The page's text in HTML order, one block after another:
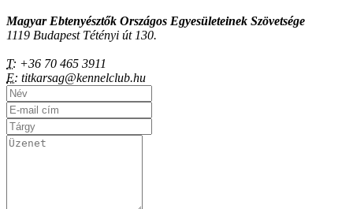
Magyar Ebtenyésztők Országos Egyesületeinek Szövetsége
1119 Budapest Tétényi út 130.
T: +36 70 465 3911
E: titkarsag@kennelclub.hu